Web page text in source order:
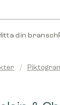
din bransch
/